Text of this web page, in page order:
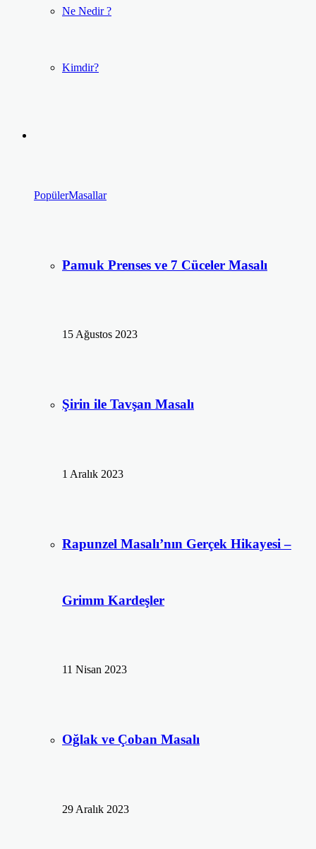
Ne Nedir ?
Kimdir?
PopülerMasallar
Pamuk Prenses ve 7 Cüceler Masalı
15 Ağustos 2023
Şirin ile Tavşan Masalı
1 Aralık 2023
Rapunzel Masalı’nın Gerçek Hikayesi –
Grimm Kardeşler
11 Nisan 2023
Oğlak ve Çoban Masalı
29 Aralık 2023